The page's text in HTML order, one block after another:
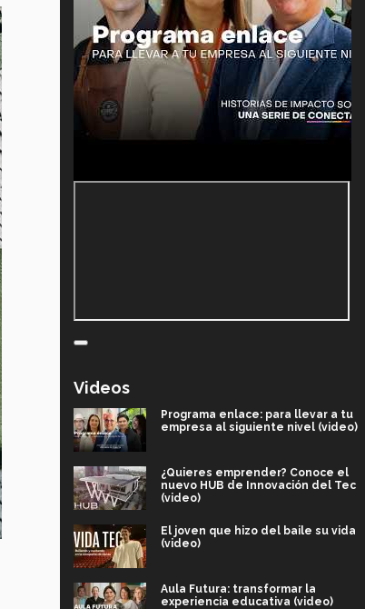
Videos
Programa enlace: para llevar a tu
empresa al siguiente nivel (video)
¿Quieres emprender? Conoce el
nuevo HUB de Innovación del Tec
(video)
El joven que hizo del baile su vida
(video)
Aula Futura: transformar la
experiencia educativa (video)